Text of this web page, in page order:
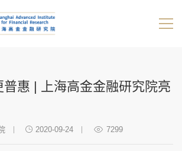
惠 | 上海高金金融研究院亮
2020-09-24 7299